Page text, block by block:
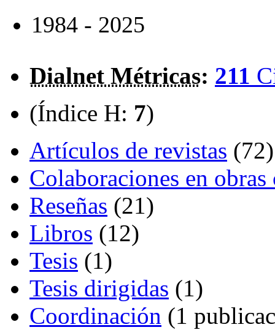
1984 - 2025
Dialnet Métricas: 211
(Índice H: 7)
Artículos de revistas (72)
Colaboraciones en
Reseñas (21)
Libros (12)
Tesis (1)
Tesis dirigidas (1)
Coordinación (1